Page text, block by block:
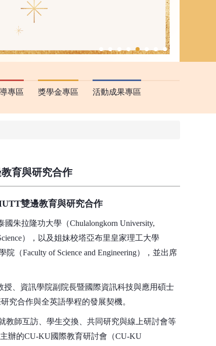
專區 獎學金專區 活動成果專區
育與研究合作
雙邊教育與研究合作
朱拉隆功大學（Chulalongkorn University,
），以及姐妹校塔亞布里皇家理工大學
院（Faculty of Science and Engineering），並出席
、資訊學院副院長暨國際資訊科技與應用碩士
究合作與全英語學程的發展契機。
教師互訪、學生交換、共同研究與線上研討會等
辦的CU-KU國際教育研討會（CU-KU